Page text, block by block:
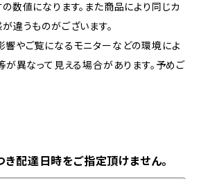
数値になります。また商品により同じカ
違うものがございます。
やご覧になるモニターなどの環境によ
が異なって見える場合があります。予めご
配達日時をご指定頂けません。